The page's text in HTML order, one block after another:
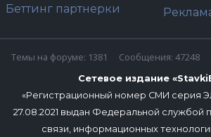
Беттинг партнерки
Сетевое издание
«Регистрационный номер СМИ серия
27.08.2021 выдан Федеральной службой
связи, информационных
Темы на форуме: 1381 Сообщения: 47248